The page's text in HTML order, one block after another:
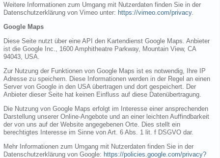
Weitere Informationen zum Umgang mit Nutzerdaten finden Sie in der
Datenschutzerklärung von Vimeo unter: https://vimeo.com/privacy.
Google Maps
Diese Seite nutzt über eine API den Kartendienst Google Maps. Anbieter
ist die Google Inc., 1600 Amphitheatre Parkway, Mountain View, CA
94043, USA.
Zur Nutzung der Funktionen von Google Maps ist es notwendig, Ihre IP
Adresse zu speichern. Diese Informationen werden in der Regel an einen
Server von Google in den USA übertragen und dort gespeichert. Der
Anbieter dieser Seite hat keinen Einfluss auf diese Datenübertragung.
Die Nutzung von Google Maps erfolgt im Interesse einer ansprechenden
Darstellung unserer Online-Angebote und an einer leichten Auffindbarkeit
der von uns auf der Website angegebenen Orte. Dies stellt ein
berechtigtes Interesse im Sinne von Art. 6 Abs. 1 lit. f DSGVO dar.
Mehr Informationen zum Umgang mit Nutzerdaten finden Sie in der
Datenschutzerklärung von Google: https://policies.google.com/privacy?